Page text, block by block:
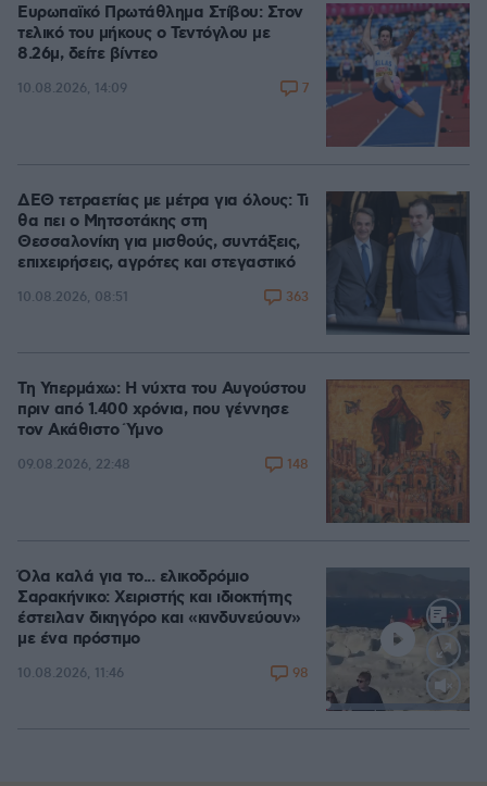
Ευρωπαϊκό Πρωτάθλημα Στίβου: Στον
τελικό του μήκους ο Τεντόγλου με
8.26μ, δείτε βίντεο
10.08.2026, 14:09 7
ΔΕΘ τετραετίας με μέτρα για όλους: Τι
θα πει ο Μητσοτάκης στη
Θεσσαλονίκη για μισθούς, συντάξεις,
επιχειρήσεις, αγρότες και στεγαστικό
10.08.2026, 08:51 363
Τη Υπερμάχω: Η νύχτα του Αυγούστου
πριν από 1.400 χρόνια, που γέννησε
τον Ακάθιστο Ύμνο
09.08.2026, 22:48 148
Loaded
Όλα καλά για το... ελικοδρόμιο
Σαρακήνικο: Χειριστής και ιδιοκτήτης
έστειλαν δικηγόρο και «κινδυνεύουν»
με ένα πρόστιμο
10.08.2026, 11:46 98